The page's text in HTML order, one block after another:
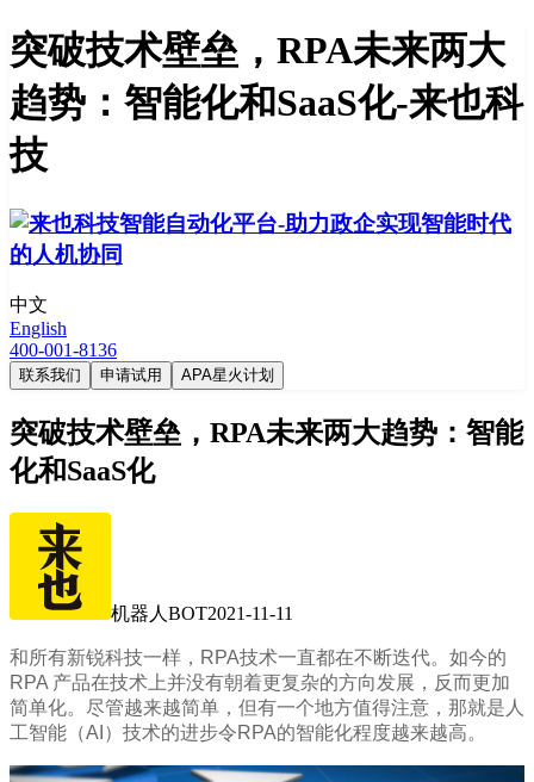
突破技术壁垒，RPA未来两大
趋势：智能化和SaaS化-来也科
技
中文
English
400-001-8136
联系我们 申请试用 APA星火计划
突破技术壁垒，RPA未来两大趋势：智能
化和SaaS化
机器人BOT2021-11-11
和所有新锐科技一样，RPA技术一直都在不断迭代。如今的
RPA 产品在技术上并没有朝着更复杂的方向发展，反而更加
简单化。尽管越来越简单，但有一个地方值得注意，那就是人
工智能（AI）技术的进步令RPA的智能化程度越来越高。